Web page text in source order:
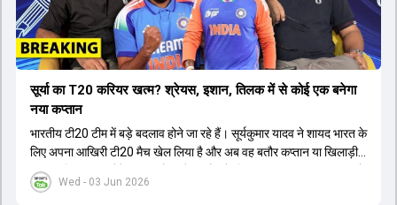
Wed - 03 Jun 2026
सूर्या का T20 करियर खत्म? श्रेयस, इशान, तिलक में से कोई एक बनेगा
नया कप्तान
भारतीय टी20 टीम में बड़े बदलाव होने जा रहे हैं। सूर्यकुमार यादव ने शायद भारत के
लिए अपना आखिरी टी20 मैच खेल लिया है और अब वह बतौर कप्तान या खिलाड़ी
टीम का हिस्सा नहीं होंगे। आयरलैंड और इंग्लैंड के खिलाफ आगामी टी20 सीरीज के
लिए नए कप्तान की तलाश जारी है। इस रेस में श्रेयस अय्यर सबसे आगे चल रहे